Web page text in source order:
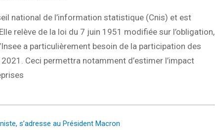
national de l’information statistique (Cnis) et est
relève de la loi du 7 juin 1951 modifiée sur l’obligation,
a particulièrement besoin de la participation des
Ceci permettra notamment d’estimer l’impact
s’adresse au Président Macron